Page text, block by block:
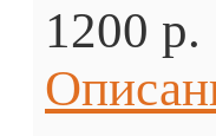
1200 p.